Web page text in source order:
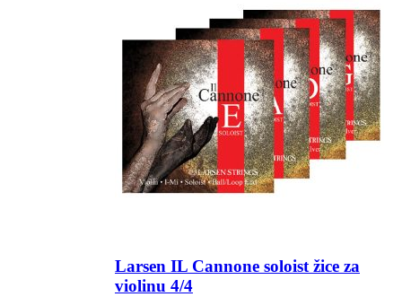
Larsen IL Cannone soloist žice za
violinu 4/4